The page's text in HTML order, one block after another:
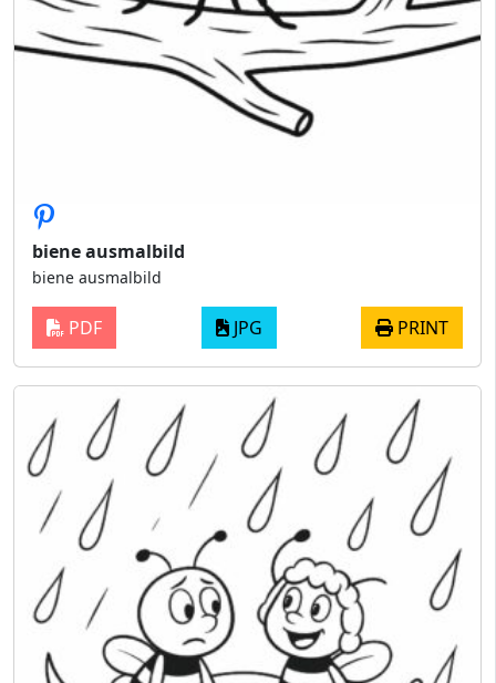
biene ausmalbild
biene ausmalbild
PDF JPG PRINT